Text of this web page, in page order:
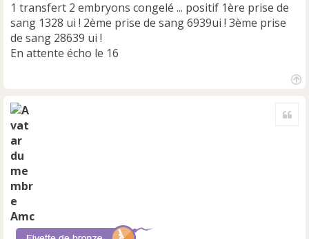
1 transfert 2 embryons congelé ... positif 1ère prise de
sang 1328 ui ! 2ème prise de sang 6939ui ! 3ème prise
de sang 28639 ui !
En attente écho le 16
Amc